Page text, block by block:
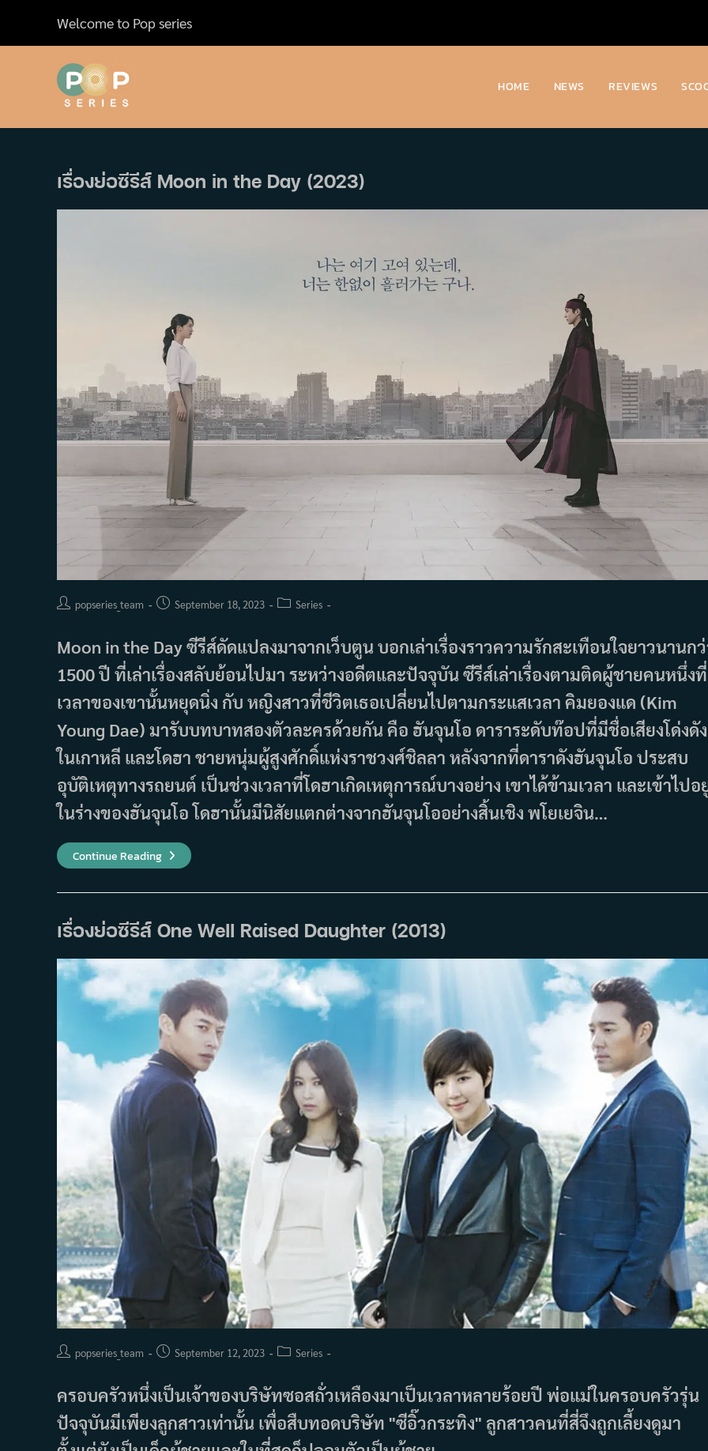
content
Welcome to Pop series
HOME NEWS REVIEWS
เรื่องย่อซีรีส์ Moon in the Day (2023)
Postpopseries_team
PostSeptember 18, 2023
PostSeries
Moon in the Day ซีรีส์ดัดแปลงมาจากเว็บตูน บอกเล่าเรื่องราวความรักสะเทือนใจยาวนานก
1500 ปี ที่เล่าเรื่องสลับย้อนไปมา ระหว่างอดีตและปัจจุบัน ซีรีส์เล่าเรื่องตามติดผู้ชายคนหนึ่งที่
เวลาของเขานั้นหยุดนิ่ง กับ หญิงสาวที่ชีวิตเธอเปลี่ยนไปตามกระแสเวลา คิมยองแด (Kim
Young Dae) มารับบทบาทสองตัวละครด้วยกัน คือ ฮันจุนโอ ดาราระดับท๊อปที่มีชื่อเสียงโด่งดัง
ในเกาหลี และโดฮา ชายหนุ่มผู้สูงศักดิ์แห่งราชวงศ์ชิลลา หลังจากที่ดาราดังฮันจุนโอ ประสบ
อุบัติเหตุทางรถยนต์ เป็นช่วงเวลาที่โดฮาเกิดเหตุการณ์บางอย่าง เขาได้ข้ามเวลา และเข้าไปอ
ในร่างของฮันจุนโอ โดฮานั้นมีนิสัยแตกต่างจากฮันจุนโออย่างสิ้นเชิง พโยเยจิน…
Continue Readingเรื่อง
ย่อ
Moon
The
Day
(2023)
เรื่องย่อซีรีส์ One Well Raised Daughter (2013)
Postpopseries_team
PostSeptember 12, 2023
PostSeries
ครอบครัวหนึ่งเป็นเจ้าของบริษัทซอสถั่วเหลืองมาเป็นเวลาหลายร้อยปี พ่อแม่ในครอบครัวรุ่น
ปัจจุบันมีเพียงลูกสาวเท่านั้น เพื่อสืบทอดบริษัท "ซีอิ๊วกระทิง" ลูกสาวคนที่สี่จึงถูกเลี้ยงดูมา